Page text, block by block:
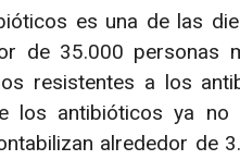
es una de las
de 35.000 personas
resistentes a los
los antibióticos ya
alrededor de